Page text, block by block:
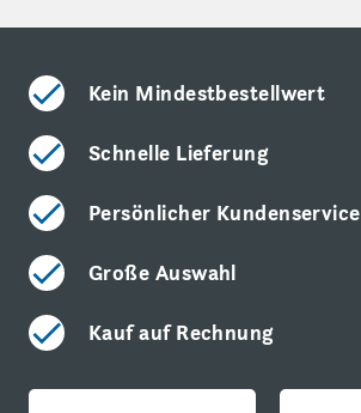
Kein Mindestbestellwert
Schnelle Lieferung
Persönlicher Kundenservice
Große Auswahl
Kauf auf Rechnung